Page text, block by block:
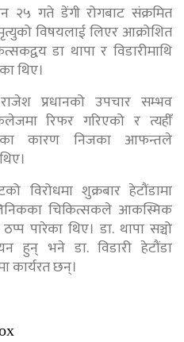
२५ गते डेंगी रोगबाट संक्रमित
विषयलाई लिएर आक्रोशित
डा थापा र विडारीमाथि
थिए।
प्रधानको उपचार सम्भव
रिफर गरिएको र त्यहीँ
कारण निजका आफन्तले
विरोधमा शुक्रबार हेटौंडामा
चिकित्सकले आकस्मिक
पारेका थिए। डा. थापा सञ्चो
हुन् भने डा. विडारी हेटौंडा
कार्यरत छन्।